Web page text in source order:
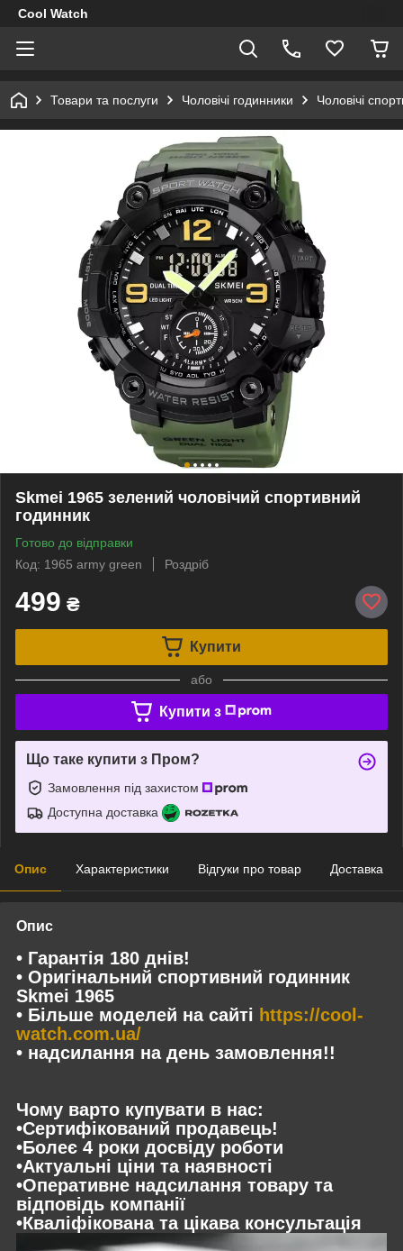
Cool Watch
Товари та послуги Чоловічі годинники Чоловічі
Skmei 1965 зелений чоловічий спортивний
годинник
Готово до відправки
Код: 1965 army green
Роздріб
499 ₴
Купити
або
Купити з
Що таке купити з Пром?
Замовлення під захистом
Доступна доставка
Опис Характеристики Відгуки про товар Доставка
Опис
• Гарантія 180 днів!
• Оригінальний спортивний годинник
Skmei 1965
• Більше моделей на сайті https://cool-
watch.com.ua/
• надсилання на день замовлення!!
Чому варто купувати в нас:
•Сертифікований продавець!
•Болеє 4 роки досвіду роботи
•Актуальні ціни та наявності
•Оперативне надсилання товару та
відповідь компанії
•Кваліфікована та цікава консультація